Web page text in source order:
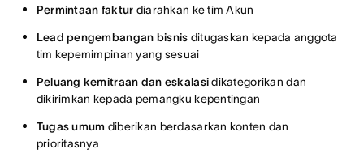
Permintaan faktur diarahkan ke tim Akun
Lead pengembangan bisnis ditugaskan kepada anggota
tim kepemimpinan yang sesuai
Peluang kemitraan dan eskalasidikategorikan dan
dikirimkan kepada pemangku kepentingan
Tugas umum diberikan berdasarkan konten dan
prioritasnya